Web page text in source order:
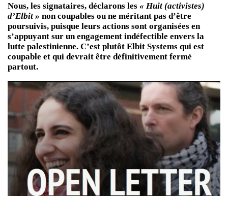
Nous, les signataires, déclarons les « Huit (activistes)
d’Elbit » non coupables ou ne méritant pas d’être
poursuivis, puisque leurs actions sont organisées en
s’appuyant sur un engagement indéfectible envers la
lutte palestinienne. C’est plutôt Elbit Systems qui est
coupable et qui devrait être définitivement fermé
partout.